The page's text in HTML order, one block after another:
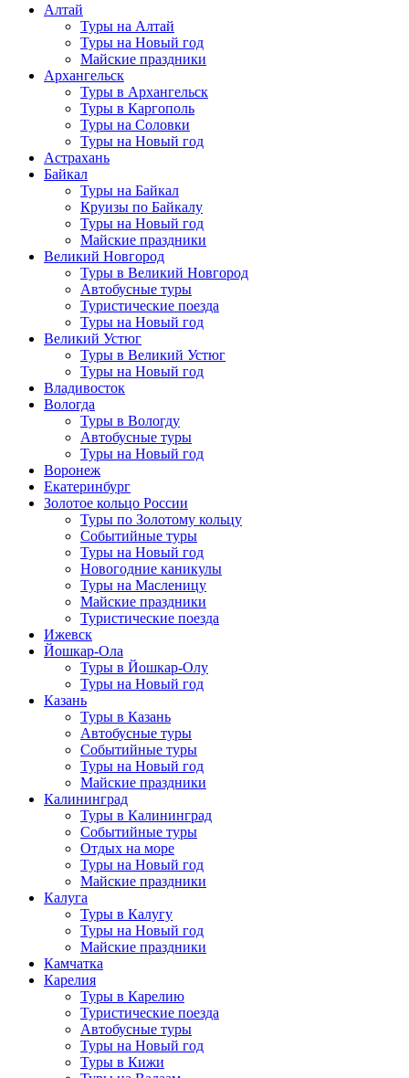
Алтай
Туры на Алтай
Туры на Новый год
Майские праздники
Архангельск
Туры в Архангельск
Туры в Каргополь
Туры на Соловки
Туры на Новый год
Астрахань
Байкал
Туры на Байкал
Круизы по Байкалу
Туры на Новый год
Майские праздники
Великий Новгород
Туры в Великий Новгород
Автобусные туры
Туристические поезда
Туры на Новый год
Великий Устюг
Туры в Великий Устюг
Туры на Новый год
Владивосток
Вологда
Туры в Вологду
Автобусные туры
Туры на Новый год
Воронеж
Екатеринбург
Золотое кольцо России
Туры по Золотому кольцу
Событийные туры
Туры на Новый год
Новогодние каникулы
Туры на Масленицу
Майские праздники
Туристические поезда
Ижевск
Йошкар-Ола
Туры в Йошкар-Олу
Туры на Новый год
Казань
Туры в Казань
Автобусные туры
Событийные туры
Туры на Новый год
Майские праздники
Калининград
Туры в Калининград
Событийные туры
Отдых на море
Туры на Новый год
Майские праздники
Калуга
Туры в Калугу
Туры на Новый год
Майские праздники
Камчатка
Карелия
Туры в Карелию
Туристические поезда
Автобусные туры
Туры на Новый год
Туры в Кижи